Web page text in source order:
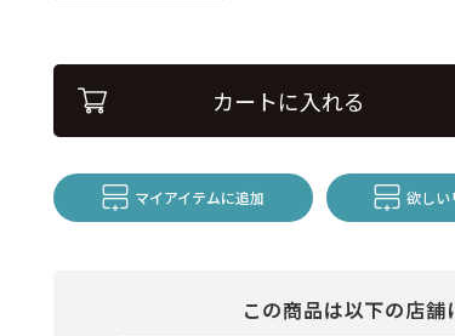
カートに入れる
マイアイテムに追加 欲しい
この商品は以下の店